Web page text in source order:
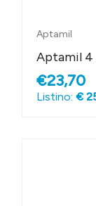
Aptamil
Aptamil 4
€23,70
Listino: €